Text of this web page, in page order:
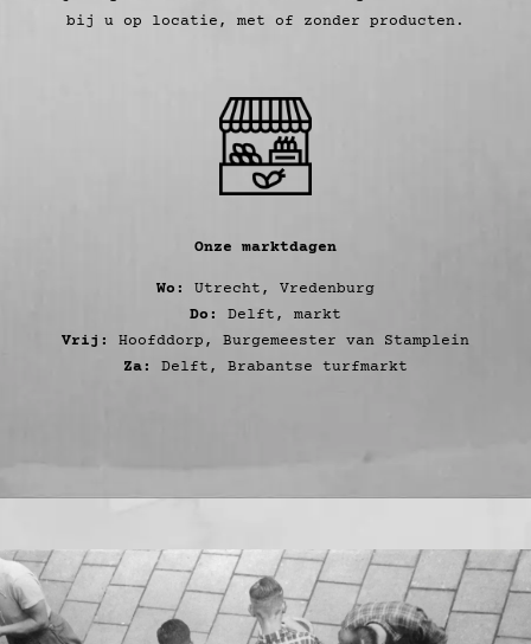
bij u op locatie, met of zonder producten.
Onze marktdagen
Wo:
Utrecht, Vredenburg
Do: Delft, markt
Vrij: Hoofddorp, Burgemeester van Stamplein
Za: Delft, Brabantse turfmarkt